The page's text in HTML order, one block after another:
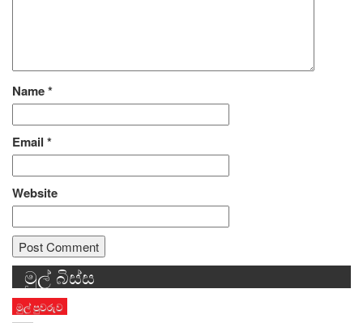
Name*
Email *
Website
Alternative:
මුල් බිස්ස
මුල් පුවරුව